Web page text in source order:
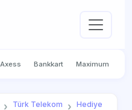
Axess Bankkart Maximum
Türk Telekom Hediye